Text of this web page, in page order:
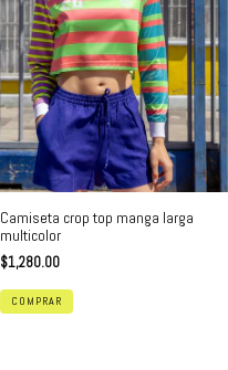
Camiseta crop top manga larga
multicolor
$1,280.00
COMPRAR